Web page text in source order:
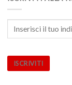
ISCRIVITI